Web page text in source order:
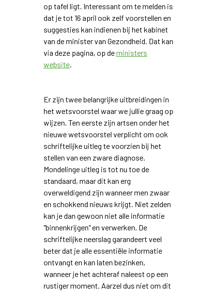
op tafel ligt. Interessant om te melden is
dat je tot 16 april ook zelf voorstellen en
suggesties kan indienen bij het kabinet
van de minister van Gezondheid. Dat kan
via deze pagina, op deministers
website.
Er zijn twee belangrijke uitbreidingen in
het wetsvoorstel waar we jullie graag op
wijzen. Ten eerste zijn artsen onder het
nieuwe wetsvoorstel verplicht om ook
schriftelijke uitleg te voorzien bij het
stellen van een zware diagnose.
Mondelinge uitleg is tot nu toe de
standaard, maar dit kan erg
overweldigend zijn wanneer men zwaar
en schokkend nieuws krijgt. Niet zelden
kan je dan gewoon niet alle informatie
"binnenkrijgen" en verwerken. De
schriftelijke neerslag garandeert veel
beter dat je alle essentiële informatie
ontvangt en kan laten bezinken,
wanneer je het achteraf naleest op een
rustiger moment. Aarzel dus niet om dit